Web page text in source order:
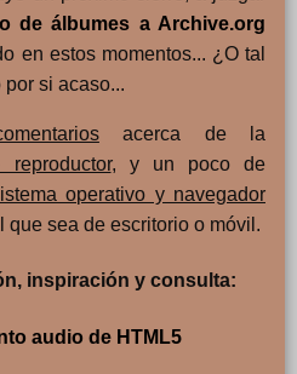
de álbumes a Archive.org
en estos momentos... ¿O tal
si acaso...
acerca de la
, y un poco de
operativo y navegador
que sea de escritorio o móvil.
inspiración y consulta:
audio de HTML5